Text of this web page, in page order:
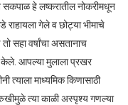
सकपाळ हे लष्करातील नोकरीमधून
राहायला गेले व छोट्या भीमाचे
सहा वर्षांचा असतानाच
केले. आपल्या मुलाला प्रखर
त्याला माध्यमिक किणासाठी
त्या काळी अस्पृश्य गणल्या